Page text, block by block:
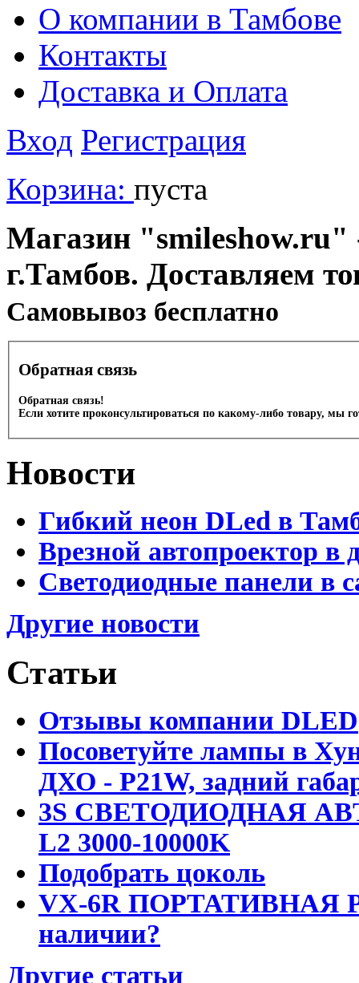
О компании в Тамбове
Контакты
Доставка и Оплата
Вход Регистрация
Корзина: пуста
Магазин "smileshow.ru"
г.Тамбов. Доставляем
Cамовывоз бесплатно
Обратная связь
Обратная связь!
Если хотите проконсультироваться по какому-либо товару, мы
Новости
Гибкий неон DLed в
Врезной автопроектор в
Светодиодные панели в
Другие новости
Статьи
Отзывы компании DLED
Посоветуйте лампы в
ДХО - P21W, задний
3S СВЕТОДИОДНАЯ
L2 3000-10000K
Подобрать цоколь
VX-6R ПОРТАТИВНАЯ
наличии?
Другие статьи